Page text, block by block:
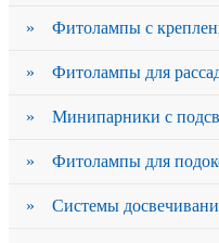
» Фитолампы с
» Фитолампы для
» Минипарники с
» Фитолампы для
» Системы